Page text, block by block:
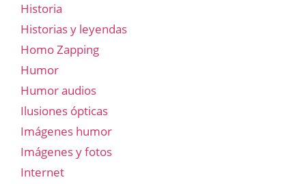
Historia
Historias y leyendas
Homo Zapping
Humor
Humor audios
Ilusiones ópticas
Imágenes humor
Imágenes y fotos
Internet